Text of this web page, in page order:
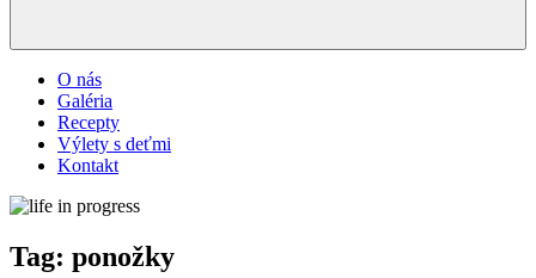
O nás
Galéria
Recepty
Výlety s deťmi
Kontakt
Tag: ponožky